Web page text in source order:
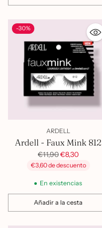
Cantidad
-30%
ARDELL
Ardell - Faux Mink 812
Precio
habitual
€11,90€8,30
€3,60 de descuento
En existencias
Añadir a la cesta
Cantidad